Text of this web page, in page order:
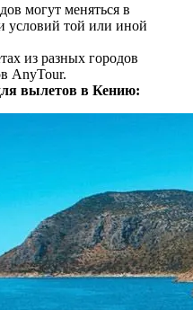
могут меняться в
условий той или иной
из разных городов
AnyTour.
вылетов в Кению: